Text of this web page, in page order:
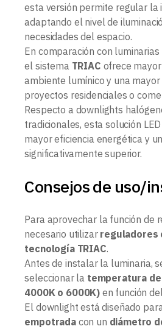
esta versión permite regular la
adaptando el nivel de
necesidades del espacio.
En comparación con
el sistema TRIAC ofrece
ambiente lumínico y una
proyectos residenciales o
Respecto a downlights
tradicionales, esta solución
mayor eficiencia energética y
significativamente superior.
Consejos de uso/
Para aprovechar la función de
necesario utilizar reguladores
tecnología TRIAC.
Antes de instalar la luminaria,
seleccionar la temperatura
4000K o 6000K) en función
El downlight está diseñado
empotradacon un diámetro